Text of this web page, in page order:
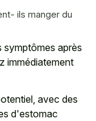
ils manger du
symptômes après
immédiatement
avec des
d'estomac